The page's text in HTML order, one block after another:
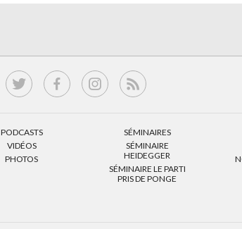
PODCASTS
VIDÉOS
PHOTOS
SÉMINAIRES
SÉMINAIRE
HEIDEGGER
SÉMINAIRE LE PARTI
PRIS DE PONGE